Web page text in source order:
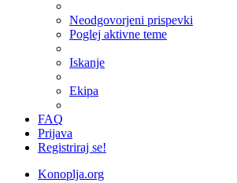
Neodgovorjeni prispevki
Poglej aktivne teme
Iskanje
Ekipa
FAQ
Prijava
Registriraj se!
Konoplja.org